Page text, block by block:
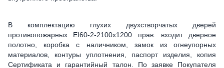
В комплектацию глухих двухстворчатых дверей
противопожарных ЕІ60-2-2100x1200 прав. входит дверное
полотно, коробка с наличником, замок из огнеупорных
материалов, контуры уплотнения, паспорт изделия, копия
Сертификата и гарантийный талон. По заявке Покупателя